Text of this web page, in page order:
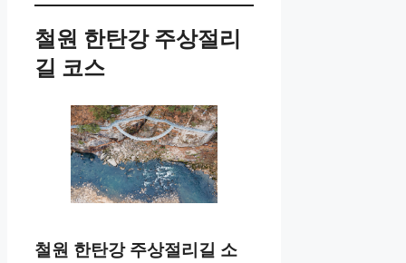
철원 한탄강 주상절리
길 코스
철원 한탄강 주상절리길 소